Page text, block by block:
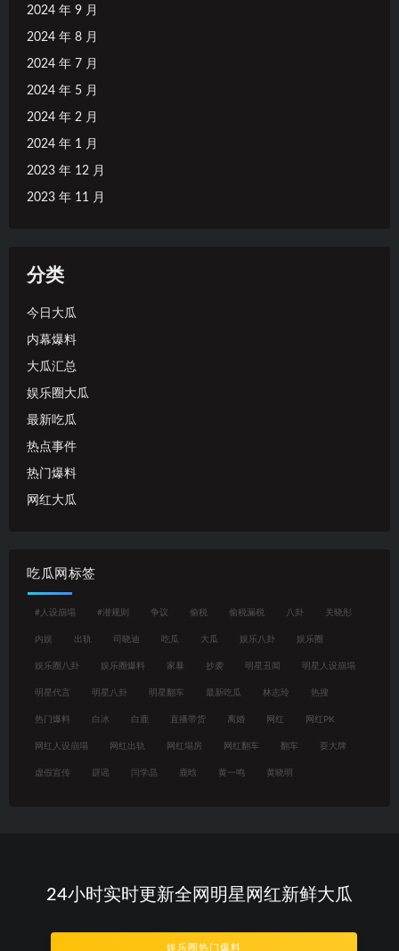
2024 年 9 月
2024 年 8 月
2024 年 7 月
2024 年 5 月
2024 年 2 月
2024 年 1 月
2023 年 12 月
2023 年 11 月
分类
今日大瓜
内幕爆料
大瓜汇总
娱乐圈大瓜
最新吃瓜
热点事件
热门爆料
网红大瓜
吃瓜网标签
#人设崩塌 #潜规则 争议 偷税 偷税漏税 八卦 关晓彤
内娱 出轨 司晓迪 吃瓜 大瓜 娱乐八卦 娱乐圈
娱乐圈八卦 娱乐圈爆料 家暴 抄袭 明星丑闻 明星人设崩塌
明星代言 明星八卦 明星翻车 最新吃瓜 林志玲 热搜
热门爆料 白冰 白鹿 直播带货 离婚 网红 网红PK
网红人设崩塌 网红出轨 网红塌房 网红翻车 翻车 耍大牌
虚假宣传 辟谣 闫学晶 鹿晗 黄一鸣 黄晓明
24小时实时更新全网明星网红新鲜大瓜
娱乐圈热门爆料